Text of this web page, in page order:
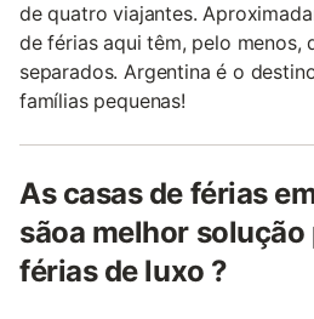
de quatro viajantes.
de férias aqui têm, pelo menos,
separados. Argentina é o
famílias pequenas!
As casas de férias
sãoa melhor solução
férias de luxo ?